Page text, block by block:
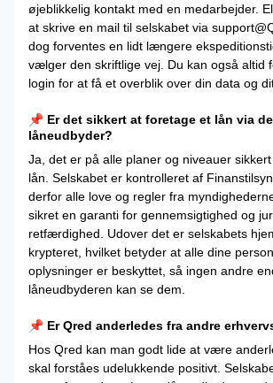
øjeblikkelig kontakt med en medarbejder.
at skrive en mail til selskabet via
dog forventes en lidt længere
vælger den skriftlige vej. Du kan også altid
login for at få et overblik over din data og
📌 Er det sikkert at foretage et lån via
låneudbyder?
Ja, det er på alle planer og niveauer
lån. Selskabet er kontrolleret af
derfor alle love og regler fra
sikret en garanti for gennemsigtighed og
retfærdighed. Udover det er selskabets
krypteret, hvilket betyder at alle dine
oplysninger er beskyttet, så ingen andre
låneudbyderen kan se dem.
📌 Er Qred anderledes fra andre
Hos Qred kan man godt lide at være
skal forståes udelukkende positivt.